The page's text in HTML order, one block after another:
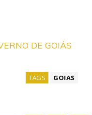
DE GOIÁS
TAGS GOIAS